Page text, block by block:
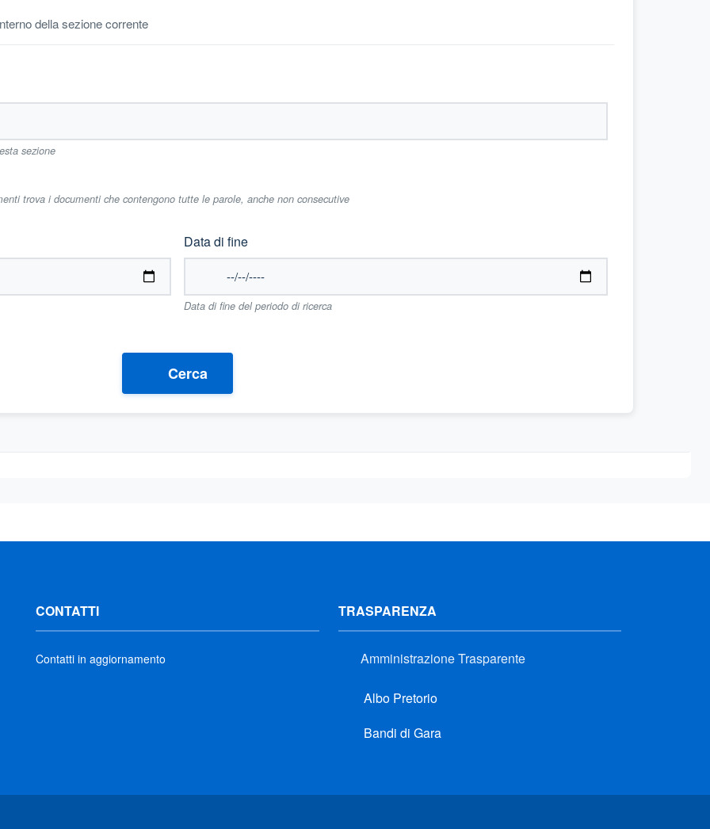
della sezione corrente
sezione
trova i documenti che contengono tutte le parole, anche non consecutive
Data di fine
Data di fine del periodo di ricerca
Cerca
CONTATTI
Contatti in aggiornamento
TRASPARENZA
Amministrazione Trasparente
Albo Pretorio
Bandi di Gara